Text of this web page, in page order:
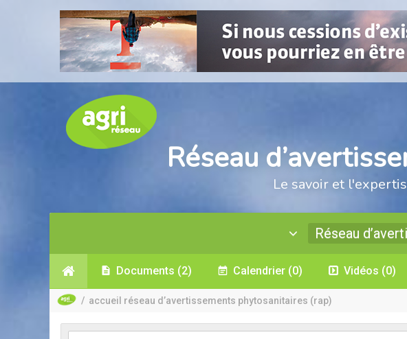
Réseau
Le savoir et
Réseau
Documents (2) Calendrier (0) Vidéos (0)
/ accueil réseau d’avertissements phytosanitaires (rap)